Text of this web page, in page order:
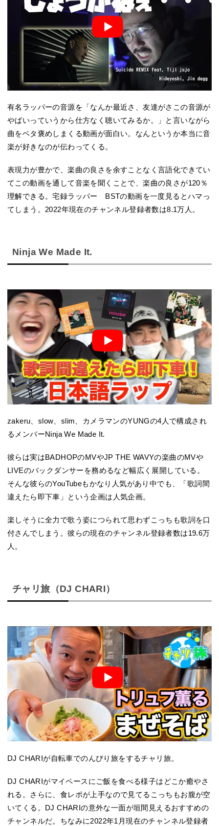
有名ラッパーの音源を「なんか最近さ、友達がさこの音源が
やばいっていうから仕方なく聴いてみるか。」と言いながら
曲をベタ褒めしまくる動画が面白い。なんというか本当に音
楽が好きなのが伝わってくる。
表現力が豊かで、楽曲の良さを余すことなく言語化できてい
てこの動画を通して音楽を聞くことで、楽曲の良さが120％
理解できる。宅録ラッパー BSTの動画を一度見るとハマっ
てしまう。2022年現在のチャンネル登録者数は8.1万人。
Ninja We Made It.
zakeru、slow、slim、カメラマンのYUNGの4人で構成され
るメンバーNinja We Made It.
彼らは実はBADHOPのMVやJP THE WAVYの楽曲のMVや
LIVEのバックダンサーを務めるなど幅広く展開している。
そんな彼らのYouTubeもかなり人気があり中でも、「歌詞間
違えたら即下車」という企画は人気企画。
楽しそうに全力で歌う姿につられて思わずこっちも歌詞を口
付さんでしまう。彼らの現在のチャンネル登録者数は19.6万
人。
チャリ旅（DJ CHARI）
DJ CHARIが自転車でのんびり旅をするチャリ旅。
DJ CHARIがマイペースにご飯を食べる様子はどこか癒やさ
れる。さらに、食レポが上手なので見てるこっちもお腹が空
いてくる。DJ CHARIの意外な一面が垣間見えるおすすめの
チャンネルだ。ちなみに2022年1月現在のチャンネル登録者